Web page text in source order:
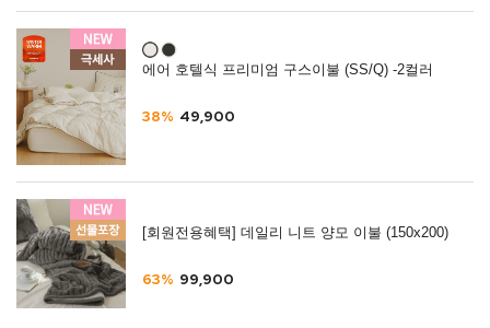
에어 호텔식 프리미엄 구스이불 (SS/Q) -2컬러
38% 49,900
[회원전용혜택] 데일리 니트 양모 이불 (150x200)
63% 99,900